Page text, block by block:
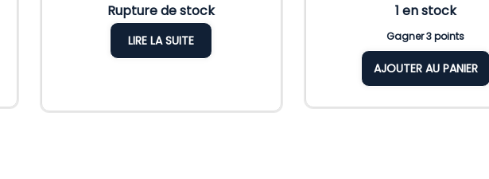
Rupture de stock
LIRE LA SUITE
1 en stock
Gagner 3 points
AJOUTER AU PANIER